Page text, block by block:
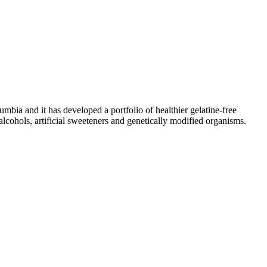
and it has developed a portfolio of healthier gelatine-free
artificial sweeteners and genetically modified organisms.